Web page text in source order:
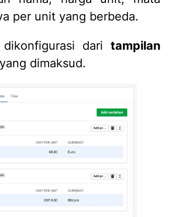
per unit yang berbeda.
dari tampilan
dimaksud.